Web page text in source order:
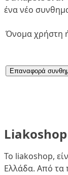
ένα νέο
Όνομα χρήστη
Επαναφορά
Liakoshop
Το liakoshop,
Ελλάδα. Από τα